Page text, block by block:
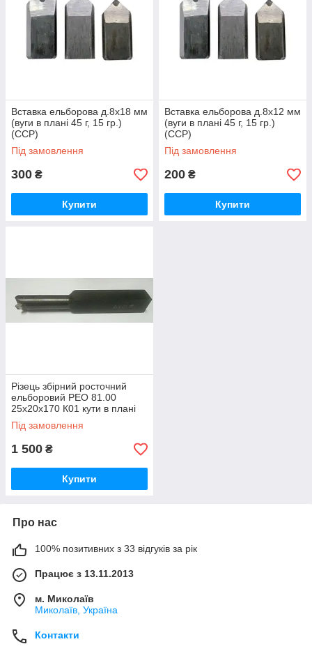
Вставка ельборова д.8х18 мм
(вуги в плані 45 г, 15 гр.)
(ССР)
Під замовлення
300 ₴
Купити
Вставка ельборова д.8х12 мм
(вуги в плані 45 г, 15 гр.)
(ССР)
Під замовлення
200 ₴
Купити
Різець збірний росточний
ельборовий РЕО 81.00
25х20х170 К01 кути в плані
45°, 15° l = 320 зі вставкою
д.8х20 мм
Під замовлення
1 500 ₴
Купити
Про нас
100% позитивних з 33 відгуків за рік
Працює з 13.11.2013
м. Миколаїв
Миколаїв, Україна
Контакти